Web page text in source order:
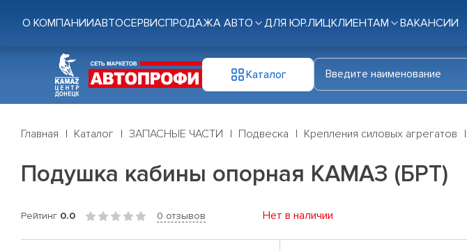
О КОМПАНИИАВТОСЕРВИСПРОДАЖА АВТО ДЛЯ ЮР.ЛИЦКЛИЕНТАМ ВАКАНСИИ
Каталог
Главная Каталог ЗАПАСНЫЕ ЧАСТИ Подвеска Крепления силовых агрегатов
Подушка кабины опорная КАМАЗ (БРТ)
Рейтинг 0.0 0 отзывов Нет в наличии